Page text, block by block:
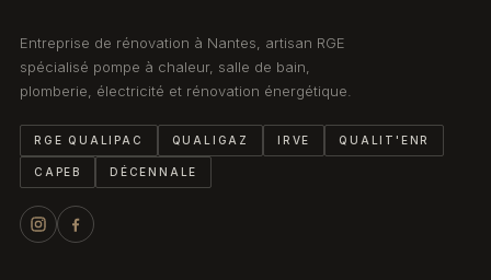
Entreprise de rénovation à Nantes, artisan RGE
spécialisé pompe à chaleur, salle de bain,
plomberie, électricité et rénovation énergétique.
RGE QUALIPAC QUALIGAZ IRVE QUALIT'ENR
CAPEB DÉCENNALE